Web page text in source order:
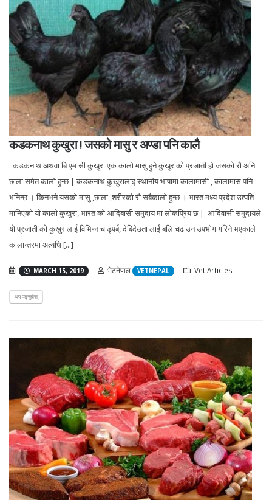
कडकनाथ कुखुरा ! जसको मासु र अण्डा पनि कालै
कडकनाथ अथवा बि एम सी कुखुरा एक कालो मासु हुने कुखुराको प्रजाती हो जसको रौ अनि
छाला समेत कालो हुन्छ | कडकनाथ कुखुरालाइ स्थानीय भाषामा कालामासी , कालामास पनि
भनिन्छ । किनभने यसको मासु ,छाला ,शरीरको रौ सबैकालो हुन्छ । भारत मध्य प्रदेश उत्पति
मानिएको यो कालो कुखुरा, भारत को आदिबासी समुदाय मा लोकप्रिय छ | आदिवासी समुदायले
यो प्रजाती को कुखुरालाई विभिन्न चाड्पर्ब, देबिदेउता लाई बलि चढाउन उपभोग गरिने भएकाले
कालान्तरमा अत्यधि [...]
MARCH 15, 2019 भेटनेपाल VETNEPAL Vet Articles
थप पढ्नुहोस्